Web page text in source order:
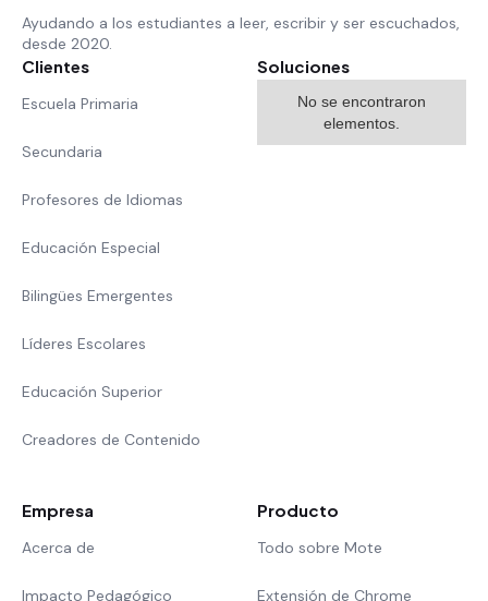
Ayudando a los estudiantes a leer, escribir y ser escuchados,
desde 2020.
Clientes
Escuela Primaria
Secundaria
Profesores de Idiomas
Educación Especial
Bilingües Emergentes
Líderes Escolares
Educación Superior
Creadores de Contenido
Soluciones
No se encontraron
elementos.
Empresa
Acerca de
Impacto Pedagógico
Producto
Todo sobre Mote
Extensión de Chrome